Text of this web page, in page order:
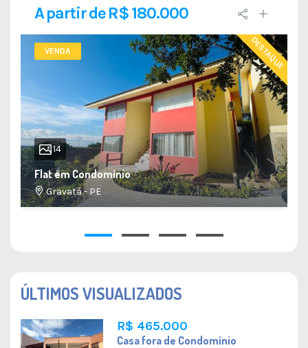
A partir de R$ 180.000
VENDA DESTAQUE
14
Flat em Condomínio
Gravatá - PE
ÚLTIMOS VISUALIZADOS
R$ 465.000
Casa fora de Condomínio